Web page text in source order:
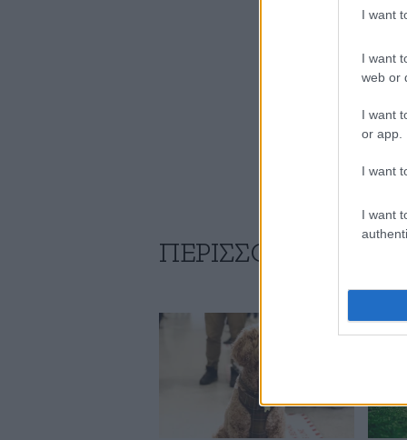
I want
I want
web or
I want
or app.
I want
I want
ΠΕΡΙΣΣΟΤΕΡΑ ΑΠΟ